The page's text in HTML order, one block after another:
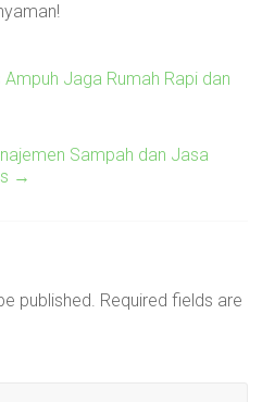
Jaga Rumah Rapi dan
Sampah dan Jasa
→
published. Required fields are